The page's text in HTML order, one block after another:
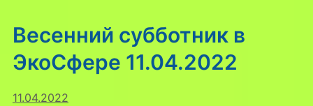
Весенний субботник в
ЭкоСфере 11.04.2022
11.04.2022